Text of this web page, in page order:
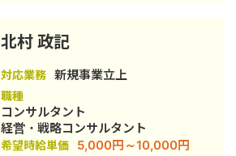
験〉 新規プロダクト拡販支援 -販売
戦略立案・営業企画・組織構築 人材派
遣企業のSES事業立ち上げ支援 -戦略
立案・業務設計・実行組織構築 人材紹
介事業立ち上げ支援 など
北村 政記
対応業務 新規事業立上
職種
コンサルタント
経営・戦略コンサルタント
希望時給単価 5,000円～10,000円